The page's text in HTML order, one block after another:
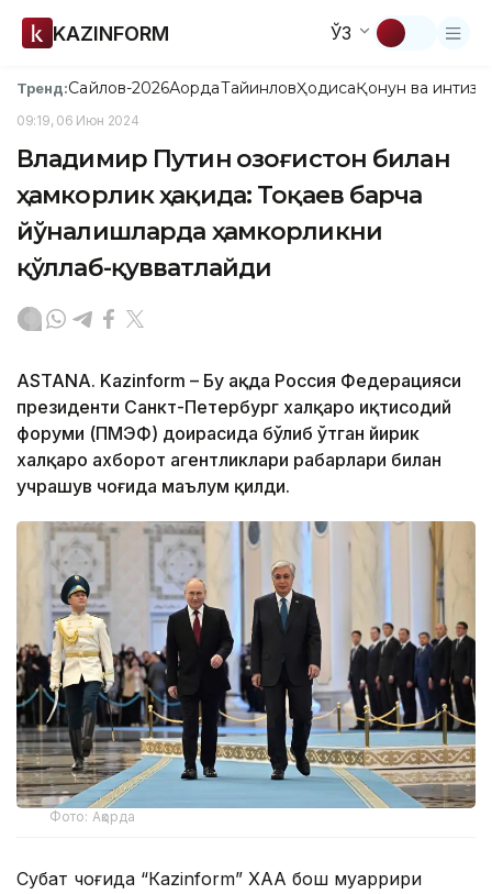
KAZINFORM ЎЗ
Тренд:Сайлов-2026АқордаТайинловҲодисаҚонун ва
09:19, 06 Июн 2024
Владимир Путин Қозоғистон билан
ҳамкорлик ҳақида: Тоқаев барча
йўналишларда ҳамкорликни
қўллаб-қувватлайди
ASTANA. Kazinform – Бу ҳақда Россия Федерацияси
президенти Санкт-Петербург халқаро иқтисодий
форуми (ПМЭФ) доирасида бўлиб ўтган йирик
халқаро ахборот агентликлари раҳбарлари билан
учрашув чоғида маълум қилди.
Фото: Ақорда
Суҳбат чоғида “Каzinform” ХАА бош муҳаррири